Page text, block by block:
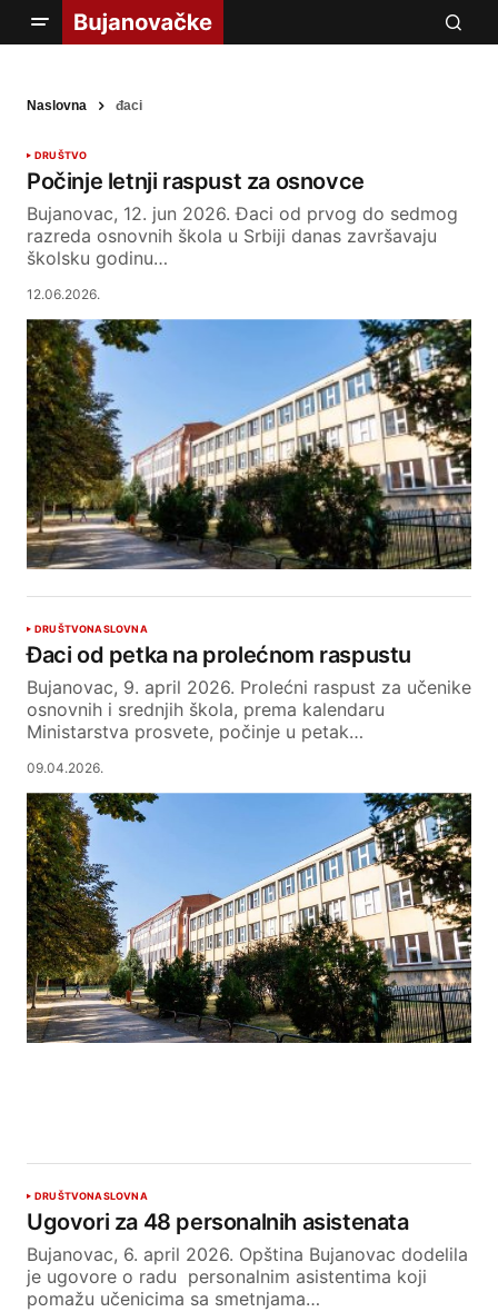
Naslovna đaci
DRUŠTVO
Počinje letnji raspust za osnovce
Bujanovac, 12. jun 2026. Đaci od prvog do sedmog
razreda osnovnih škola u Srbiji danas završavaju
školsku godinu…
12.06.2026.
DRUŠTVONASLOVNA
Đaci od petka na prolećnom raspustu
Bujanovac, 9. april 2026. Prolećni raspust za učenike
osnovnih i srednjih škola, prema kalendaru
Ministarstva prosvete, počinje u petak…
09.04.2026.
DRUŠTVONASLOVNA
Ugovori za 48 personalnih asistenata
Bujanovac, 6. april 2026. Opština Bujanovac dodelila
je ugovore o radu personalnim asistentima koji
pomažu učenicima sa smetnjama…